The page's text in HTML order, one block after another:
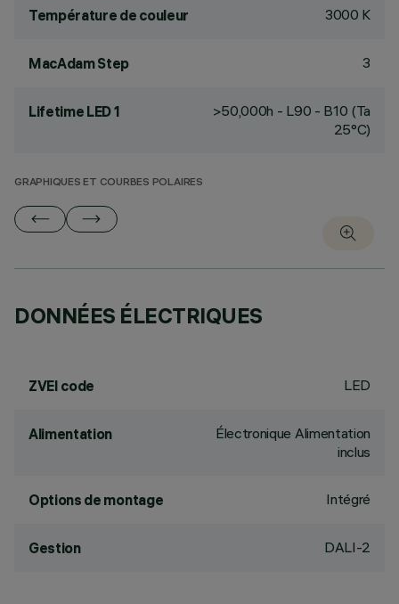
Température de couleur 3000 K
MacAdam Step 3
Lifetime LED 1
>50,000h - L90 - B10 (Ta
25°C)
GRAPHIQUES ET COURBES POLAIRES
DONNÉES ÉLECTRIQUES
ZVEI code LED
Alimentation
Électronique Alimentation
inclus
Options de montage Intégré
Gestion DALI-2